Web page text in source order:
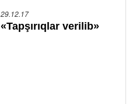
29.12.17
«Tapşırıqlar verilib»